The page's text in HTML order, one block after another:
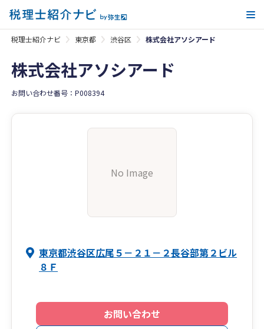
税理士紹介ナビ 東京都 渋谷区 株式会社アソシアード
株式会社アソシアード
お問い合わせ番号：P008394
No Image
東京都渋谷区広尾５－２１－２長谷部第２ビル
８Ｆ
お問い合わせ